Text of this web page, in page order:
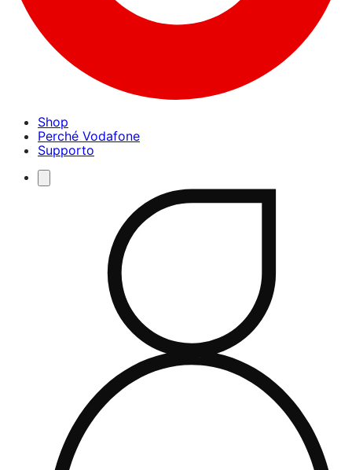
Shop
Perché Vodafone
Supporto